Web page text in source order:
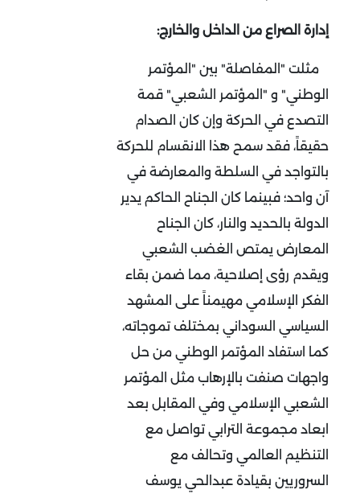
إدارة الصراع من الداخل والخارج:
مثلت "المفاصلة" بين "المؤتمر
الوطني" و "المؤتمر الشعبي" قمة
التصدع في الحركة وإن كان الصدام
حقيقاً، فقد سمح هذا الانقسام للحركة
بالتواجد في السلطة والمعارضة في
آن واحد؛ فبينما كان الجناح الحاكم يدير
الدولة بالحديد والنار، كان الجناح
المعارض يمتص الغضب الشعبي
ويقدم رؤى إصلاحية، مما ضمن بقاء
الفكر الإسلامي مهيمناً على المشهد
السياسي السوداني بمختلف تموجاته،
كما استفاد المؤتمر الوطني من حل
واجهات صنفت بالإرهاب مثل المؤتمر
الشعبي الإسلامي وفي المقابل بعد
ابعاد مجموعة الترابي تواصل مع
التنظيم العالمي وتحالف مع
السروريين بقيادة عبدالحي يوسف